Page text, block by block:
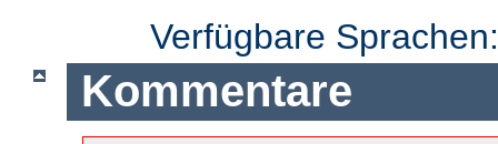
Verfügbare
Kommentare